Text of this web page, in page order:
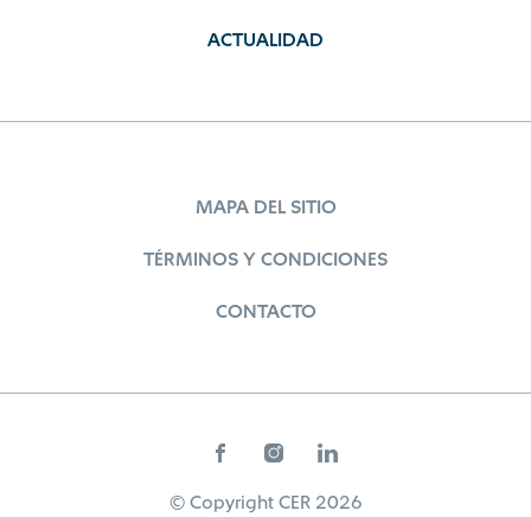
ACTUALIDAD
MAPA DEL SITIO
TÉRMINOS Y CONDICIONES
CONTACTO
© Copyright CER 2026